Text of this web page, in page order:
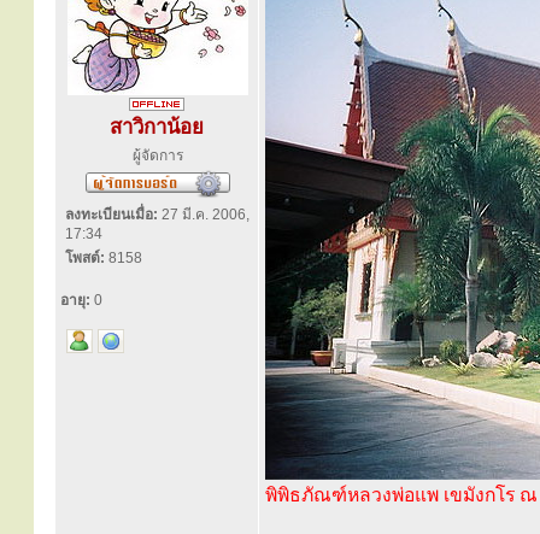
สาวิกาน้อย
ผู้จัดการ
ลงทะเบียนเมื่อ: 27 มี.ค. 2006,
17:34
โพสต์: 8158
อายุ: 0
พิพิธภัณฑ์หลวงพ่อแพ เขมังกโร ณ